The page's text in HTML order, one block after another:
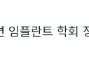
은 왜 나타나나
임플란트 학회
학회 정회원
표원장